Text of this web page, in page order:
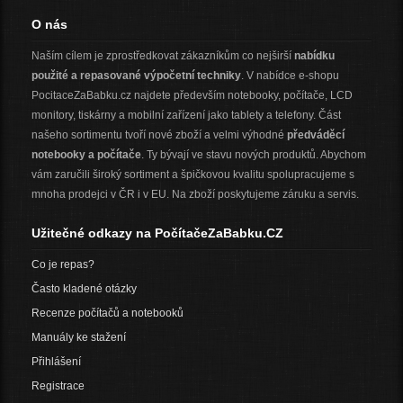
O nás
Naším cílem je zprostředkovat zákazníkům co nejširší nabídku
použité a repasované výpočetní techniky. V nabídce e-shopu
PocitaceZaBabku.cz najdete především notebooky, počítače, LCD
monitory, tiskárny a mobilní zařízení jako tablety a telefony. Část
našeho sortimentu tvoří nové zboží a velmi výhodné předváděcí
notebooky a počítače. Ty bývají ve stavu nových produktů. Abychom
vám zaručili široký sortiment a špičkovou kvalitu spolupracujeme s
mnoha prodejci v ČR i v EU. Na zboží poskytujeme záruku a servis.
Užitečné odkazy na PočítačeZaBabku.CZ
Co je repas?
Často kladené otázky
Recenze počítačů a notebooků
Manuály ke stažení
Přihlášení
Registrace